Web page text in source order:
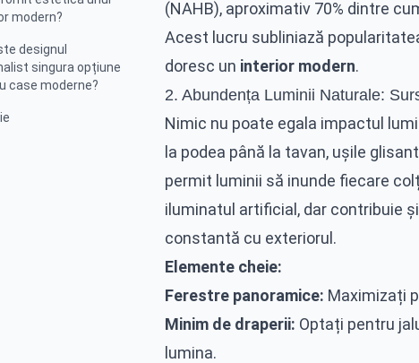
modern?
designul
singura opțiune
case moderne?
(NAHB), aproximativ 70% dintre
Acest lucru subliniază
doresc un interior modern.
2. Abundența Luminii Naturale:
Nimic nu poate egala impactul
la podea până la tavan, ușile
permit luminii să inunde fiecare
iluminatul artificial, dar contribuie
constantă cu exteriorul.
Elemente cheie:
Ferestre panoramice: Maximizați
Minim de draperii: Optați pentru
lumina.